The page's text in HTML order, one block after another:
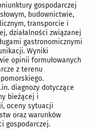
gospodarczej
budownictwie,
transporcie i
działalności związanej
gastronomicznymi
Wyniki
opinii formułowanych
z terenu
diagnozy dotyczące
bieżącej i
oceny sytuacji
oraz warunków
gospodarczej.